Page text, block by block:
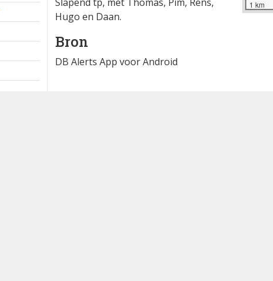
Hugo en Daan.
Bron
DB Alerts App voor Android
1 km